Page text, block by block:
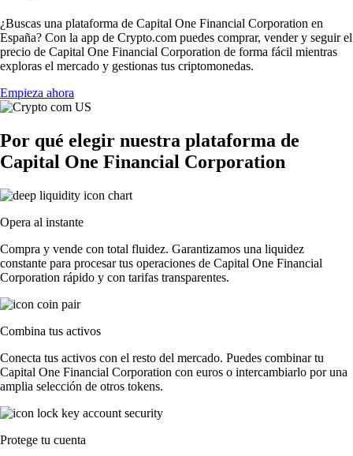
¿Buscas una plataforma de Capital One Financial Corporation en
España? Con la app de Crypto.com puedes comprar, vender y seguir el
precio de Capital One Financial Corporation de forma fácil mientras
exploras el mercado y gestionas tus criptomonedas.
Empieza ahora
Por qué elegir nuestra plataforma de
Capital One Financial Corporation
Opera al instante
Compra y vende con total fluidez. Garantizamos una liquidez
constante para procesar tus operaciones de Capital One Financial
Corporation rápido y con tarifas transparentes.
Combina tus activos
Conecta tus activos con el resto del mercado. Puedes combinar tu
Capital One Financial Corporation con euros o intercambiarlo por una
amplia selección de otros tokens.
Protege tu cuenta